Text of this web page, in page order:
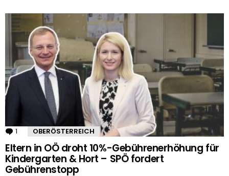
1 Kommentar
OBERÖSTERREICH
Eltern in OÖ droht 10%-Gebührenerhöhung für
Kindergarten & Hort – SPÖ fordert
Gebührenstopp